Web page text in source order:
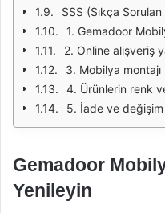
SSS (Sıkça
1. Gemadoor
2. Online alışveriş
3. Mobilya montajı
4. Ürünlerin renk
5. İade ve
Gemadoor
Yenileyin